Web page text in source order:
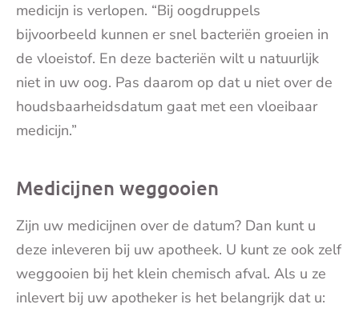
medicijn is verlopen. “Bij oogdruppels
bijvoorbeeld kunnen er snel bacteriën groeien in
de vloeistof. En deze bacteriën wilt u natuurlijk
niet in uw oog. Pas daarom op dat u niet over de
houdsbaarheidsdatum gaat met een vloeibaar
medicijn.”
Medicijnen weggooien
Zijn uw medicijnen over de datum? Dan kunt u
deze inleveren bij uw apotheek. U kunt ze ook zelf
weggooien bij het klein chemisch afval. Als u ze
inlevert bij uw apotheker is het belangrijk dat u: